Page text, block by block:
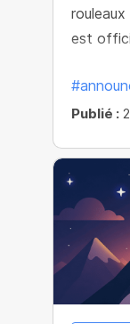
est
Publié :